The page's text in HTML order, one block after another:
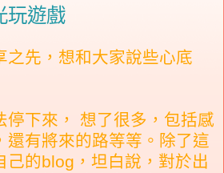
玩遊戲
之先，想和大家說些心底
停下來， 想了很多，包括感
還有將來的路等等。除了這
己的blog，坦白說，對於出